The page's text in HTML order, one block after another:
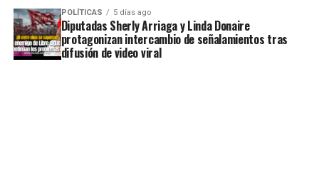
POLÍTICAS 5 días ago
Diputadas Sherly Arriaga y Linda Donaire
protagonizan intercambio de señalamientos tras
difusión de video viral